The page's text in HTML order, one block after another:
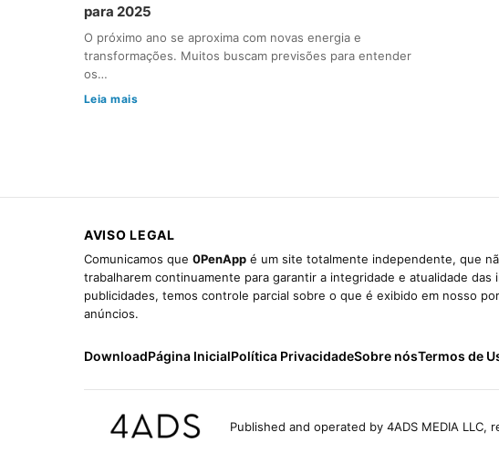
para 2025
O próximo ano se aproxima com novas energia e
transformações. Muitos buscam previsões para entender
os…
Leia mais
AVISO LEGAL
Comunicamos que 0PenApp é um site totalmente independente, que
trabalharem continuamente para garantir a integridade e atualidade
publicidades, temos controle parcial sobre o que é exibido em nosso
anúncios.
DownloadPágina InicialPolítica PrivacidadeSobre nósTermos de
Published and operated by 4ADS MEDIA LLC,